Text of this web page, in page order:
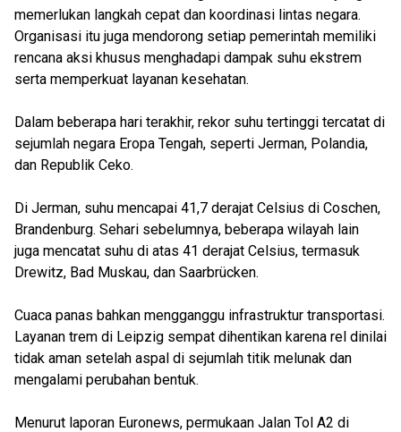
memerlukan langkah cepat dan koordinasi lintas negara.
Organisasi itu juga mendorong setiap pemerintah memiliki
rencana aksi khusus menghadapi dampak suhu ekstrem
serta memperkuat layanan kesehatan.
Dalam beberapa hari terakhir, rekor suhu tertinggi tercatat di
sejumlah negara Eropa Tengah, seperti Jerman, Polandia,
dan Republik Ceko.
Di Jerman, suhu mencapai 41,7 derajat Celsius di Coschen,
Brandenburg. Sehari sebelumnya, beberapa wilayah lain
juga mencatat suhu di atas 41 derajat Celsius, termasuk
Drewitz, Bad Muskau, dan Saarbrücken.
Cuaca panas bahkan mengganggu infrastruktur transportasi.
Layanan trem di Leipzig sempat dihentikan karena rel dinilai
tidak aman setelah aspal di sejumlah titik melunak dan
mengalami perubahan bentuk.
Menurut laporan Euronews, permukaan Jalan Tol A2 di